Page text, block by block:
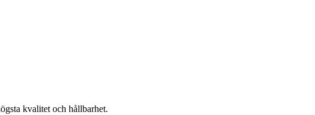
kvalitet och hållbarhet.